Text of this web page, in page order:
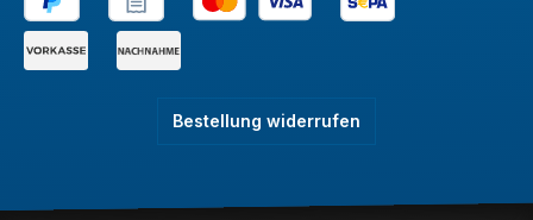
Bestellung widerrufen